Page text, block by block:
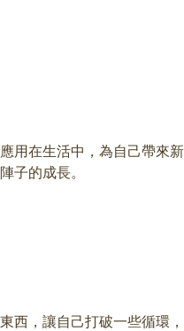
用在生活中，為自己帶來
子的成長。
西，讓自己打破一些循環